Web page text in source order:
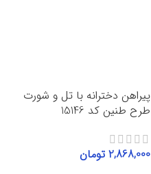
پیراهن دخترانه با تل و شورت
طرح طنین کد 15146
2,868,000 تومان